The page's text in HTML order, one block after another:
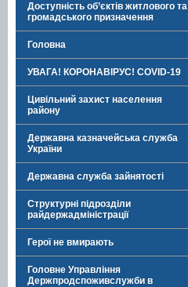
Доступність об’єктів житлового та
громадського призначення
Головна
УВАГА! КОРОНАВІРУС! COVID-19
Цивільний захист населення
району
Державна казначейська служба
України
Державна служба зайнятості
Структурні підрозділи
райдержадміністрації
Герої не вмирають
Головне Управління
Держпродспоживслужби в